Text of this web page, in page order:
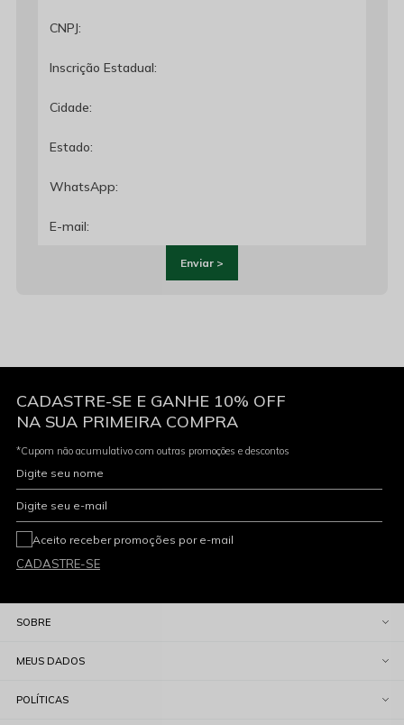
Enviar >
CADASTRE-SE E GANHE 10% OFF
NA SUA PRIMEIRA COMPRA
*Cupom não acumulativo com outras promoções e descontos
Digite seu nome
Digite seu e-mail
CADASTRE-SE
Aceito receber promoções por e-mail
SOBRE
MEUS DADOS
POLÍTICAS